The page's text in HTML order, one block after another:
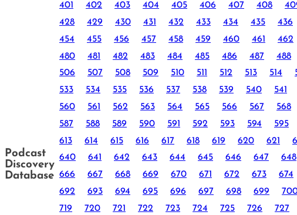
Podcast
Discovery
Database
401
402 403 404 405 406 407 408
428
429 430 431 432 433 434 435 436
454
455 456 457 458 459 460 461 462
480
481 482 483 484 485 486 487 488
506
507 508 509 510 511 512 513 514
533
534 535 536 537 538 539 540 541
560
561 562 563 564 565 566 567 568
587
588 589 590 591 592 593 594 595
613
614 615 616 617 618 619 620 621
640
641 642 643 644 645 646 647 648
666
667 668 669 670 671 672 673 674
692
693 694 695 696 697 698 699
719
720 721 722 723 724 725 726 727